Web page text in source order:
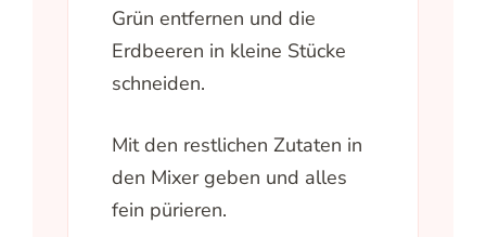
Grün entfernen und die
Erdbeeren in kleine Stücke
schneiden.
Mit den restlichen Zutaten in
den Mixer geben und alles
fein pürieren.